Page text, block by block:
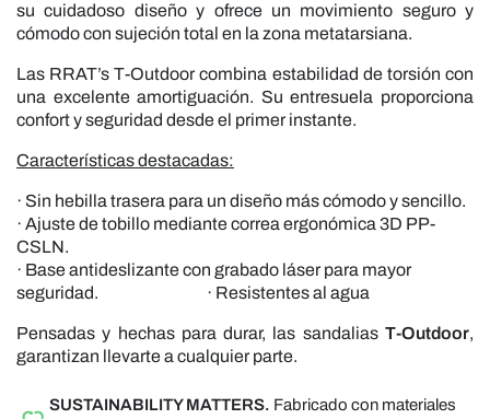
su cuidadoso diseño y ofrece un movimiento seguro y
cómodo con sujeción total en la zona metatarsiana.
Las RRAT’s T-Outdoor combina estabilidad de torsión con
una excelente amortiguación. Su entresuela proporciona
confort y seguridad desde el primer instante.
Características destacadas:
· Sin hebilla trasera para un diseño más cómodo y sencillo.
· Ajuste de tobillo mediante correa ergonómica 3D PP-
CSLN.
· Base antideslizante con grabado láser para mayor
seguridad.
· Resistentes al agua
Pensadas y hechas para durar, las sandalias T-Outdoor,
garantizan llevarte a cualquier parte.
SUSTAINABILITY MATTERS. Fabricado con materiales